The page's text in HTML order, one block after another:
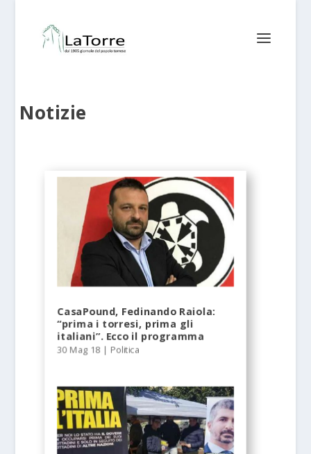
Notizie
CasaPound, Fedinando Raiola:
“prima i torresi, prima gli
italiani”. Ecco il programma
30 Mag 18 | Politica